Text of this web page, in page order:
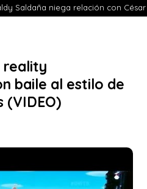
Saldaña niega relación con
reality
baile al estilo de
(VIDEO)